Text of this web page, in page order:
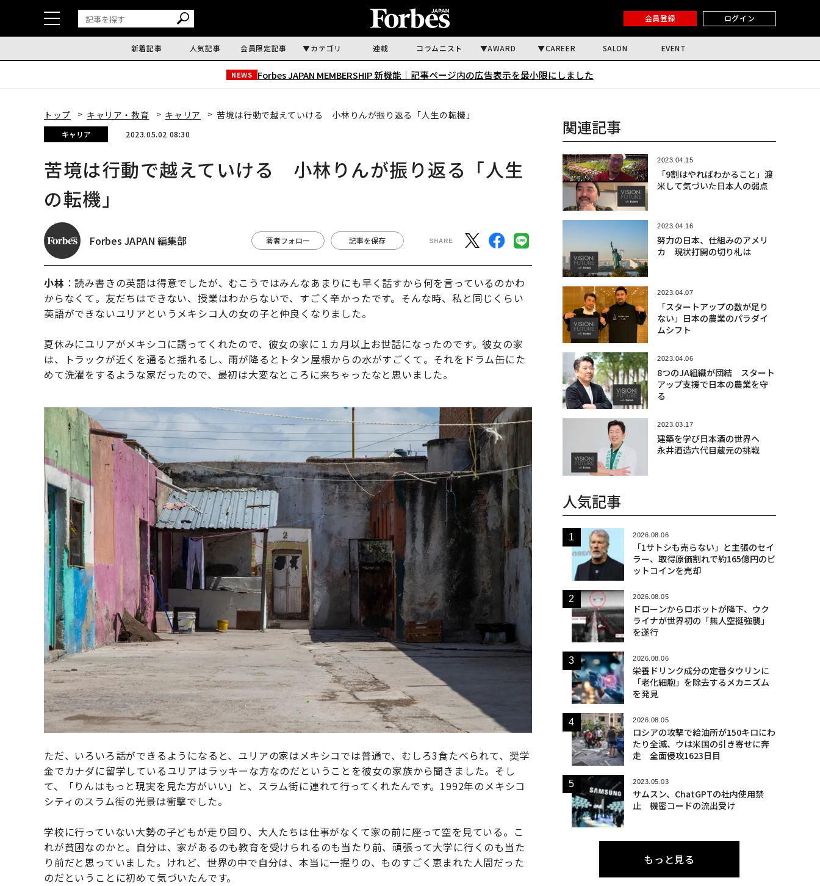
会員登録 ログイン
新着記事 人気記事 会員限定記事 カテゴリ 連載 コラムニスト AWARD CAREER SALON EVENT
NEWS Forbes JAPAN MEMBERSHIP 新機能｜ 記事ページ内の広告表示を最小限にしました
トップ キャリア・教育 キャリア 苦境は行動で越えていける 小林りんが振り返る「人生の転機」
キャリア 2023.05.02 08:30
苦境は行動で越えていける 小林りんが振り返る「人生
の転機」
Forbes JAPAN 編集部 著者フォロー 記事を保存
小林 ：読み書きの英語は得意でしたが、むこうではみんなあまりにも早く話すから何を言っているのかわ
からなくて。友だちはできない、授業はわからないで、すごく辛かったです。そんな時、私と同じくらい
英語ができないユリアというメキシコ人の女の子と仲良くなりました。
夏休みにユリアがメキシコに誘ってくれたので、彼女の家に１カ月以上お世話になったのです。彼女の家
は、トラックが近くを通ると揺れるし、雨が降るとトタン屋根からの水がすごくて。それをドラム缶にた
めて洗濯をするような家だったので、最初は大変なところに来ちゃったなと思いました。
ただ、いろいろ話ができるようになると、ユリアの家はメキシコでは普通で、むしろ3食たべられて、奨学
金でカナダに留学しているユリアはラッキーな方なのだということを彼女の家族から聞きました。そし
て、「りんはもっと現実を見た方がいい」と、スラム街に連れて行ってくれたんです。1992年のメキシコ
シティのスラム街の光景は衝撃でした。
学校に行っていない大勢の子どもが走り回り、大人たちは仕事がなくて家の前に座って空を見ている。こ
れが貧困なのかと。自分は、家があるのも教育を受けられるのも当たり前、頑張って大学に行くのも当た
り前だと思っていました。けれど、世界の中で自分は、本当に一握りの、ものすごく恵まれた人間だった
のだということに初めて気づいたんです。
関連記事
2023.04.15
「9割はやればわかること」渡
米して気づいた日本人の弱点
2023.04.16
努力の日本、仕組みのアメリ
カ 現状打開の切り札は
2023.04.07
「スタートアップの数が足り
ない」日本の農業のパラダイ
ムシフト
2023.04.06
8つのJA組織が団結 スタート
アップ支援で日本の農業を守
る
2023.03.17
建築を学び日本酒の世界へ
永井酒造六代目蔵元の挑戦
人気記事
2026.08.06
「1サトシも売らない」と主張のセイ
ラー、取得原価割れで約165億円のビ
ットコインを売却
2026.08.05
ドローンからロボットが降下、ウク
ライナが世界初の「無人空挺強襲」
を遂行
2026.08.06
栄養ドリンク成分の定番タウリンに
「老化細胞」を除去するメカニズム
を発見
2026.08.05
ロシアの攻撃で給油所が150キロにわ
たり全滅、ウは米国の引き寄せに奔
走 全面侵攻1623日目
2023.05.03
サムスン、ChatGPTの社内使用禁
止 機密コードの流出受け
もっと見る